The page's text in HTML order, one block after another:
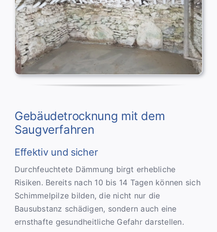
Gebäudetrocknung mit dem
Saugverfahren
Effektiv und sicher
Durchfeuchtete Dämmung birgt erhebliche
Risiken. Bereits nach 10 bis 14 Tagen können sich
Schimmelpilze bilden, die nicht nur die
Bausubstanz schädigen, sondern auch eine
ernsthafte gesundheitliche Gefahr darstellen.